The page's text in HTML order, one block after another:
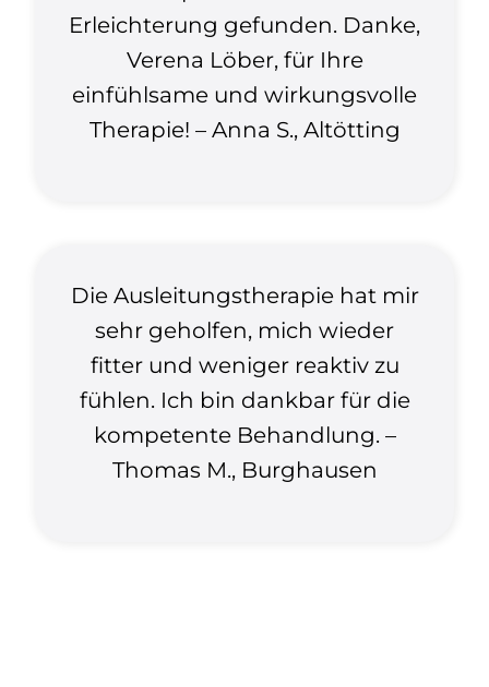
Erleichterung gefunden. Danke,
Verena Löber, für Ihre
einfühlsame und wirkungsvolle
Therapie! – Anna S., Altötting
Die Ausleitungstherapie hat mir
sehr geholfen, mich wieder
fitter und weniger reaktiv zu
fühlen. Ich bin dankbar für die
kompetente Behandlung. –
Thomas M., Burghausen